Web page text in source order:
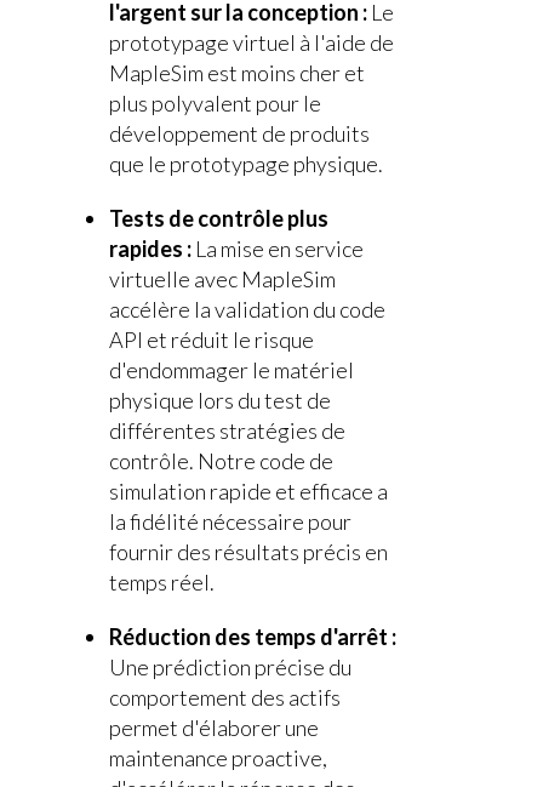
l'argent sur la conception : Le
prototypage virtuel à l'aide de
MapleSim est moins cher et
plus polyvalent pour le
développement de produits
que le prototypage physique.
Tests de contrôle plus
rapides : La mise en service
virtuelle avec MapleSim
accélère la validation du code
API et réduit le risque
d'endommager le matériel
physique lors du test de
différentes stratégies de
contrôle. Notre code de
simulation rapide et efficace a
la fidélité nécessaire pour
fournir des résultats précis en
temps réel.
Réduction des temps d'arrêt :
Une prédiction précise du
comportement des actifs
permet d'élaborer une
maintenance proactive,